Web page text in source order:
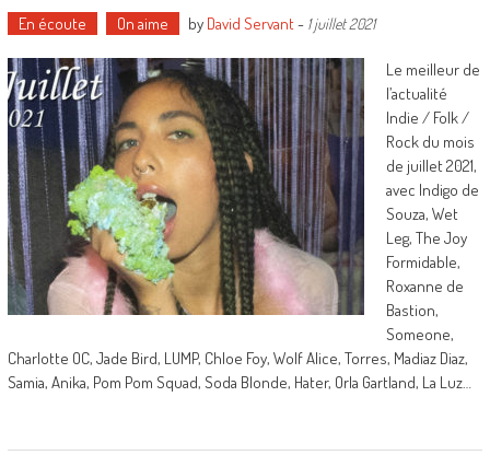
En écoute On aime by David Servant- 1 juillet 2021
Le meilleur de
l’actualité
Indie / Folk /
Rock du mois
de juillet 2021,
avec Indigo de
Souza, Wet
Leg, The Joy
Formidable,
Roxanne de
Bastion,
Someone,
Charlotte OC, Jade Bird, LUMP, Chloe Foy, Wolf Alice, Torres, Madiaz Diaz,
Samia, Anika, Pom Pom Squad, Soda Blonde, Hater, Orla Gartland, La Luz…